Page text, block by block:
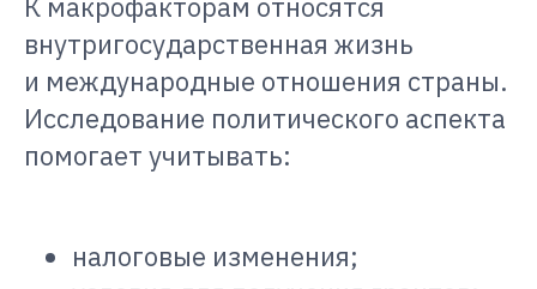
внутригосударственная жизнь
и международные отношения страны.
Исследование политического аспекта
помогает учитывать:
налоговые изменения;